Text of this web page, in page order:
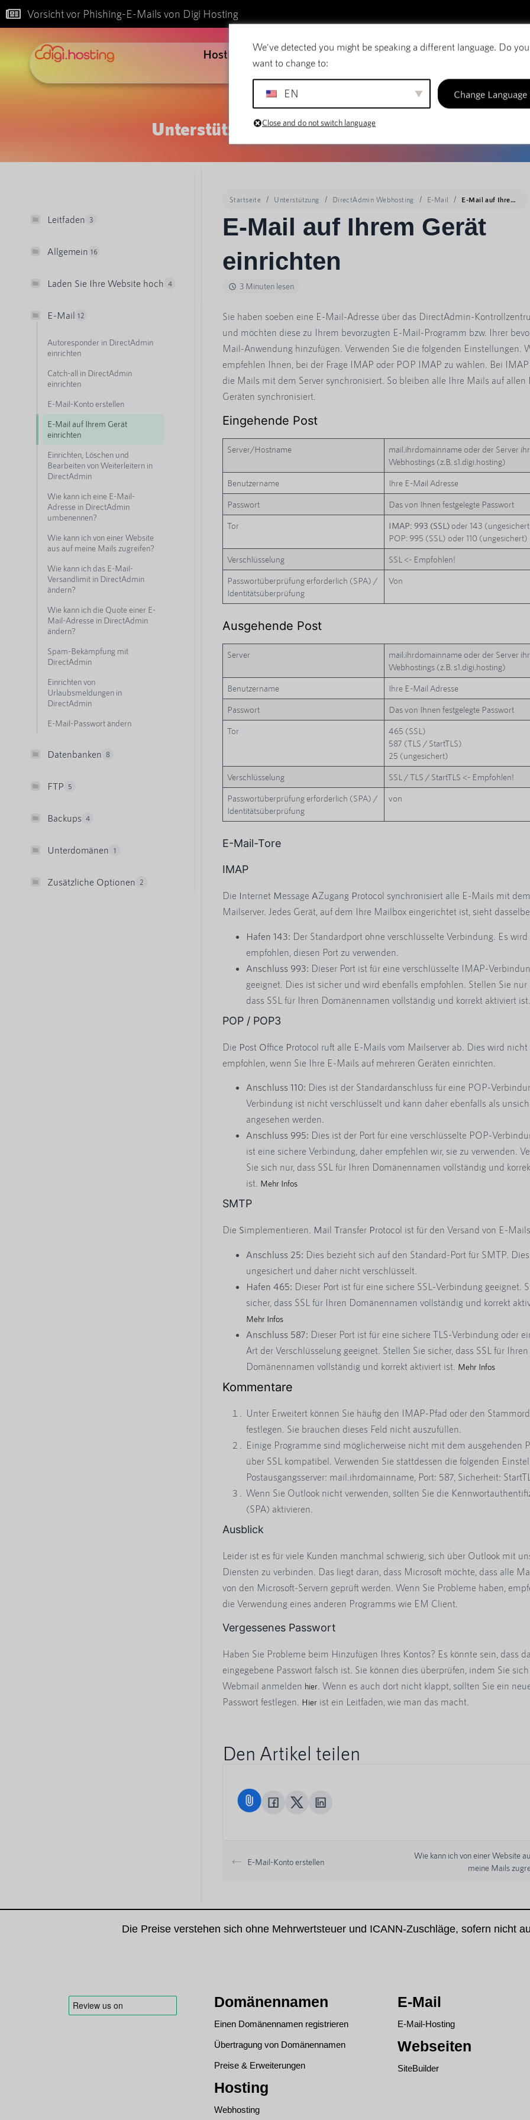
Vorsicht vor Phishing-E-Mails von Digi Hosting
Hosting E-Mail Domänennamen SiteBuilder
Unterstützung
Leitfaden 3
Allgemein 16
Laden Sie Ihre Website hoch 4
E-Mail 12
Autoresponder in DirectAdmin
einrichten
Catch-all in DirectAdmin
einrichten
E-Mail-Konto erstellen
E-Mail auf Ihrem Gerät
einrichten
Einrichten, Löschen und
Bearbeiten von Weiterleitern in
DirectAdmin
Wie kann ich eine E-Mail-
Adresse in DirectAdmin
umbenennen?
Wie kann ich von einer Website
aus auf meine Mails zugreifen?
Wie kann ich das E-Mail-
Versandlimit in DirectAdmin
ändern?
Wie kann ich die Quote einer E-
Mail-Adresse in DirectAdmin
ändern?
Spam-Bekämpfung mit
DirectAdmin
Einrichten von
Urlaubsmeldungen in
DirectAdmin
E-Mail-Passwort ändern
Datenbanken 8
FTP 5
Backups 4
Unterdomänen 1
Zusätzliche Optionen 2
Startseite Unterstützung DirectAdmin Webhosting E-Mail E-Mail auf Ihrem Gerät einrichten
E-Mail auf Ihrem Gerät
einrichten
3 Minuten lesen
Sie haben soeben eine E-Mail-Adresse über das DirectAdmin-
und möchten diese zu Ihrem bevorzugten E-Mail-Programm bzw. Ihrer
Mail-Anwendung hinzufügen. Verwenden Sie die folgenden Einstellungen.
empfehlen Ihnen, bei der Frage IMAP oder POP IMAP zu wählen. Bei
die Mails mit dem Server synchronisiert. So bleiben alle Ihre Mails auf allen
Geräten synchronisiert.
Eingehende Post
Server/Hostname
mail.ihrdomainname oder der Server
Webhostings (z.B. s1.digi.hosting)
Benutzername Ihre E-Mail Adresse
Passwort Das von Ihnen festgelegte Passwort
Tor IMAP: 993 (SSL)oder 143
POP: 995 (SSL) oder 110 (ungesichert)
Verschlüsselung SSL <- Empfohlen!
Passwortüberprüfung erforderlich (SPA) /
Identitätsüberprüfung
Von
Ausgehende Post
Server
mail.ihrdomainname oder der Server
Webhostings (z.B. s1.digi.hosting)
Benutzername Ihre E-Mail Adresse
Passwort Das von Ihnen festgelegte Passwort
Tor
465 (SSL)
587 (TLS / StartTLS)
25 (ungesichert)
Verschlüsselung SSL / TLS / StartTLS <- Empfohlen!
Passwortüberprüfung erforderlich (SPA) /
Identitätsüberprüfung
von
E-Mail-Tore
IMAP
Die Internet Message AZugang Protocol synchronisiert alle E-Mails mit dem
Mailserver. Jedes Gerät, auf dem Ihre Mailbox eingerichtet ist, sieht
Hafen 143: Der Standardport ohne verschlüsselte Verbindung. Es
empfohlen, diesen Port zu verwenden.
Anschluss 993: Dieser Port ist für eine verschlüsselte IMAP-
geeignet. Dies ist sicher und wird ebenfalls empfohlen. Stellen Sie nur
dass SSL für Ihren Domänennamen vollständig und korrekt aktiviert
POP / POP3
Die Post Office Protocol ruft alle E-Mails vom Mailserver ab. Dies wird nicht
empfohlen, wenn Sie Ihre E-Mails auf mehreren Geräten einrichten.
Anschluss 110: Dies ist der Standardanschluss für eine POP-
Verbindung ist nicht verschlüsselt und kann daher ebenfalls als
angesehen werden.
Anschluss 995: Dies ist der Port für eine verschlüsselte POP-
ist eine sichere Verbindung, daher empfehlen wir, sie zu verwenden.
Sie sich nur, dass SSL für Ihren Domänennamen vollständig und
ist. Mehr Infos
SMTP
Die Simplementieren. Mail Transfer Protocol ist für den Versand von E-
Anschluss 25: Dies bezieht sich auf den Standard-Port für SMTP.
ungesichert und daher nicht verschlüsselt.
Hafen 465: Dieser Port ist für eine sichere SSL-Verbindung geeignet.
sicher, dass SSL für Ihren Domänennamen vollständig und korrekt
Mehr Infos
Anschluss 587: Dieser Port ist für eine sichere TLS-Verbindung oder
Art der Verschlüsselung geeignet. Stellen Sie sicher, dass SSL für Ihren
Domänennamen vollständig und korrekt aktiviert ist. Mehr Infos
Kommentare
Unter Erweitert können Sie häufig den IMAP-Pfad oder den
festlegen. Sie brauchen dieses Feld nicht auszufüllen.
Einige Programme sind möglicherweise nicht mit dem ausgehenden
über SSL kompatibel. Verwenden Sie stattdessen die folgenden
Postausgangsserver: mail.ihrdomainname, Port: 587, Sicherheit:
Wenn Sie Outlook nicht verwenden, sollten Sie die
(SPA) aktivieren.
Ausblick
Leider ist es für viele Kunden manchmal schwierig, sich über Outlook mit
Diensten zu verbinden. Das liegt daran, dass Microsoft möchte, dass alle
von den Microsoft-Servern geprüft werden. Wenn Sie Probleme haben,
die Verwendung eines anderen Programms wie EM Client.
Vergessenes Passwort
Haben Sie Probleme beim Hinzufügen Ihres Kontos? Es könnte sein, dass
eingegebene Passwort falsch ist. Sie können dies überprüfen, indem Sie
Webmail anmelden hier . Wenn es auch dort nicht klappt, sollten Sie ein
Passwort festlegen. Hier ist ein Leitfaden, wie man das macht.
Den Artikel teilen
E-Mail-Konto erstellen
Wie kann ich von einer Website
meine Mails
Die Preise verstehen sich ohne Mehrwertsteuer und ICANN-Zuschläge, sofern nicht
Domänennamen
Einen Domänennamen registrieren
Übertragung von Domänennamen
Preise & Erweiterungen
Hosting
Webhosting
E-Mail
E-Mail-Hosting
Webseiten
SiteBuilder
We've detected you might be speaking a different language. Do you
want to change to:
EN Change Language
Close and do not switch language